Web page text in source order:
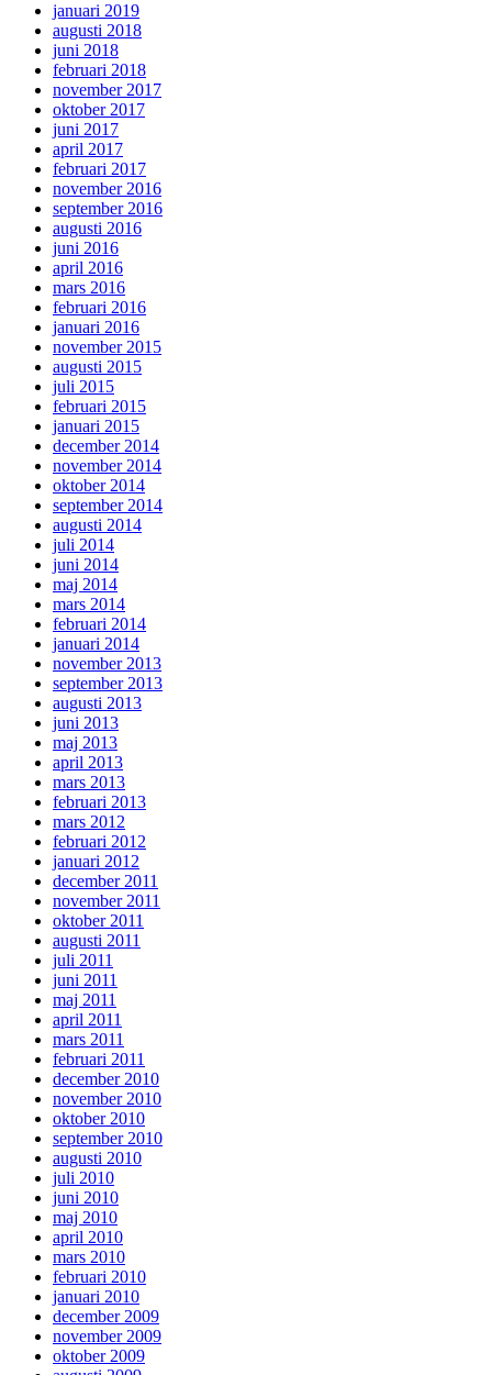
januari 2019
augusti 2018
juni 2018
februari 2018
november 2017
oktober 2017
juni 2017
april 2017
februari 2017
november 2016
september 2016
augusti 2016
juni 2016
april 2016
mars 2016
februari 2016
januari 2016
november 2015
augusti 2015
juli 2015
februari 2015
januari 2015
december 2014
november 2014
oktober 2014
september 2014
augusti 2014
juli 2014
juni 2014
maj 2014
mars 2014
februari 2014
januari 2014
november 2013
september 2013
augusti 2013
juni 2013
maj 2013
april 2013
mars 2013
februari 2013
mars 2012
februari 2012
januari 2012
december 2011
november 2011
oktober 2011
augusti 2011
juli 2011
juni 2011
maj 2011
april 2011
mars 2011
februari 2011
december 2010
november 2010
oktober 2010
september 2010
augusti 2010
juli 2010
juni 2010
maj 2010
april 2010
mars 2010
februari 2010
januari 2010
december 2009
november 2009
oktober 2009